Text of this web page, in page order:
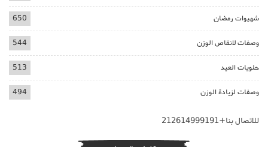
شهيوات رمضان 650
وصفات لانقاص الوزن 544
حلويات العيد 513
وصفات لزيادة الوزن 494
للاتصال بنا+212614999191